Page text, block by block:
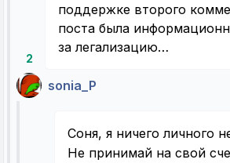
2
поддержке второго
поста была
за легализацию…
sonia_P
Соня, я ничего личного
Не принимай на свой